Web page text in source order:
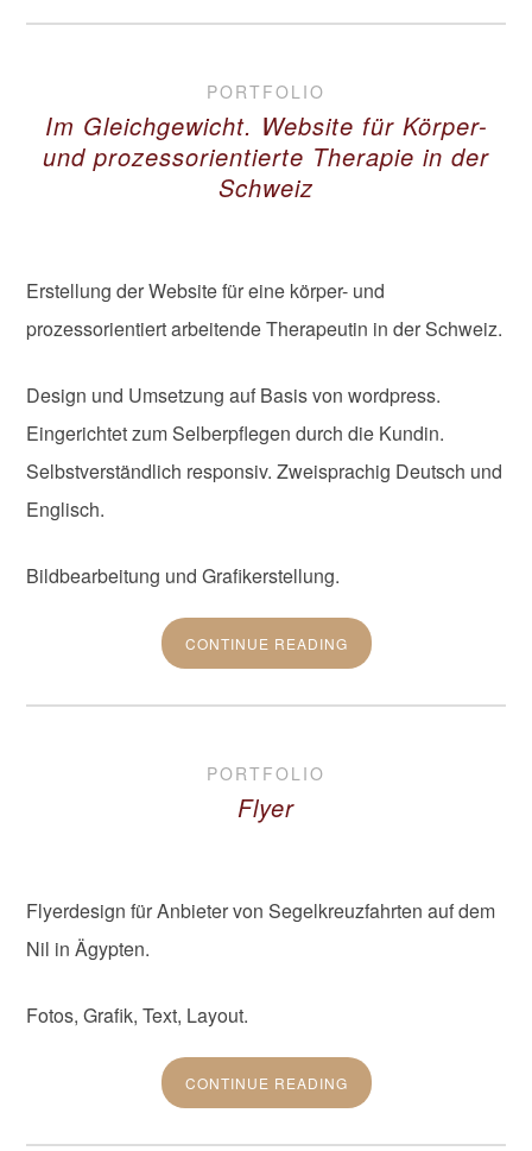
PORTFOLIO
Im Gleichgewicht. Website für Körper-
und prozessorientierte Therapie in der
Schweiz
Erstellung der Website für eine körper- und
prozessorientiert arbeitende Therapeutin in der Schweiz.
Design und Umsetzung auf Basis von wordpress.
Eingerichtet zum Selberpflegen durch die Kundin.
Selbstverständlich responsiv. Zweisprachig Deutsch und
Englisch.
Bildbearbeitung und Grafikerstellung.
CONTINUE READING
PORTFOLIO
Flyer
Flyerdesign für Anbieter von Segelkreuzfahrten auf dem
Nil in Ägypten.
Fotos, Grafik, Text, Layout.
CONTINUE READING